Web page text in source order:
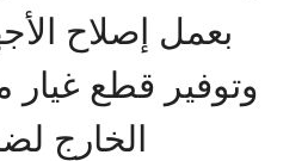
بعمل إصلاح
وتوفير قطع
الخارج